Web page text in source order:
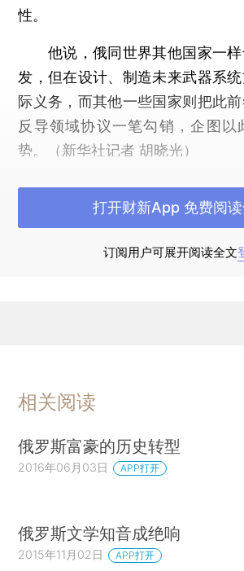
性。
他说，俄同世界其他国家一样
发，但在设计、制造未来武器系
际义务，而其他一些国家则把此
反导领域协议一笔勾销，企图以
势。（新华社记者 胡晓光）
订阅用户可展开阅读全文
打开财新App 免费阅
相关阅读
俄罗斯富豪的历史转型
2016年06月03日 APP打开
俄罗斯文学知音成绝响
2015年11月02日 APP打开